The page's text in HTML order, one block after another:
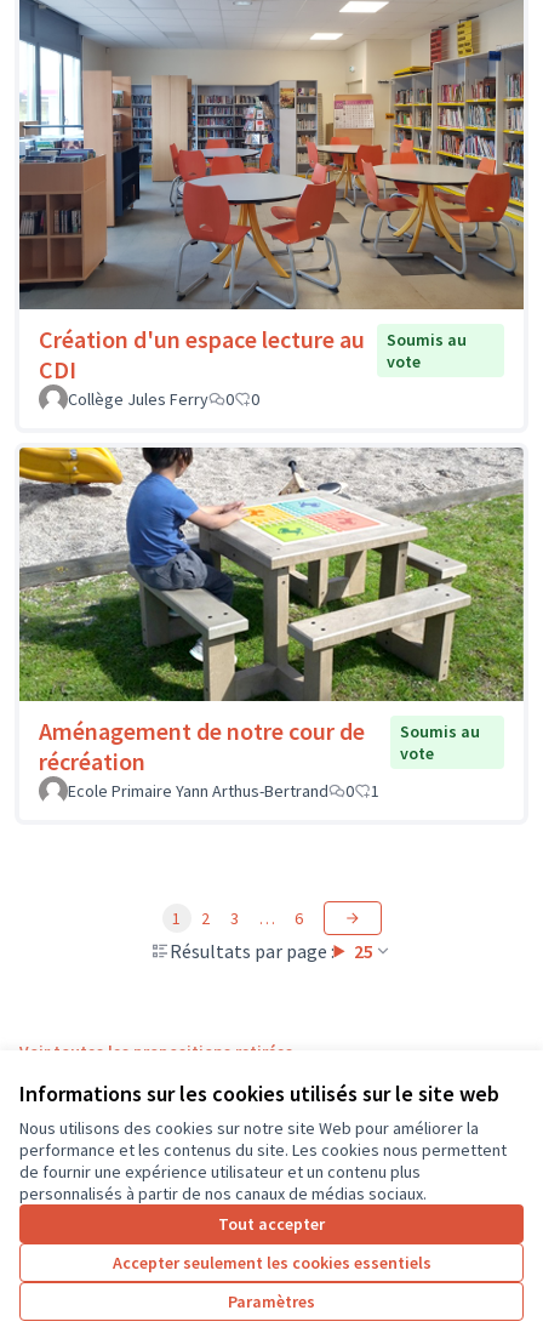
Informations sur les cookies utilisés sur le site web
Nous utilisons des cookies sur notre site Web pour améliorer la
performance et les contenus du site. Les cookies nous permettent
de fournir une expérience utilisateur et un contenu plus
personnalisés à partir de nos canaux de médias sociaux.
Tout accepter
Accepter seulement les cookies essentiels
Paramètres
Création d'un espace lecture au
CDI
Soumis au
vote
Collège Jules Ferry
0 0
Aménagement de notre cour de
récréation
Soumis au
vote
Ecole Primaire Yann Arthus-Bertrand
0 1
Résultats par page : 25
1 2 3 … 6
Voir toutes les propositions retirées
Conditions d'utilisation
Paramètres des cookies
CD37 sur X
(Lien externe)
CD37 sur Facebook
CD37 sur Instagram
CD37 sur YouTube
(Lien externe)
Site réalisé grâce aulogiciel libre Decidim .
Licence
(Lien